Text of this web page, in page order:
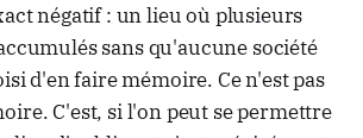
négatif : un lieu où plusieurs
sans qu'aucune société
d'en faire mémoire. Ce n'est pas
C'est, si l'on peut se permettre